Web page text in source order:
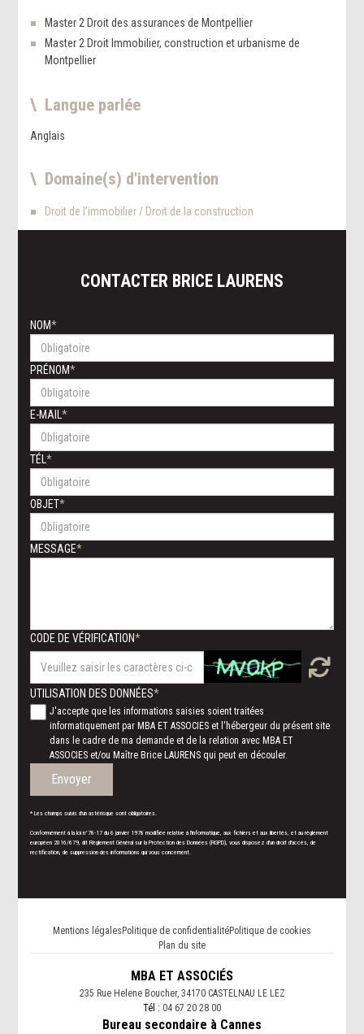
Master 2 Droit des assurances de Montpellier
Master 2 Droit Immobilier, construction et urbanisme de
Montpellier
Langue parlée
Anglais
Domaine(s) d'intervention
Droit de l’immobilier / Droit de la construction
CONTACTER BRICE LAURENS
NOM
PRÉNOM
E-MAIL
TÉL
OBJET
MESSAGE
CODE DE VÉRIFICATION
UTILISATION DES DONNÉES
J'accepte que les informations saisies soient traitées
informatiquement par MBA ET ASSOCIES et l'hébergeur du présent site
dans le cadre de ma demande et de la relation avec MBA ET
ASSOCIES et/ou Maître Brice LAURENS qui peut en découler.
Envoyer
* Les champs suivis d'un astérisque sont obligatoires.
Conformément à la loi n°78-17 du 6 janvier 1978 modifiée relative à l'informatique, aux fichiers et aux libertés, et au règlement
européen 2016/679, dit Règlement Général sur la Protection des Données (RGPD), vous disposez d'un droit d'accès, de
rectification, de suppression des informations qui vous concernent.
Mentions légales Politique de confidentialitéPolitique de cookies
Plan du site
MBA ET ASSOCIÉS
235 Rue Helene Boucher, 34170 CASTELNAU LE LEZ
Tél : 04 67 20 28 00
Bureau secondaire à Cannes